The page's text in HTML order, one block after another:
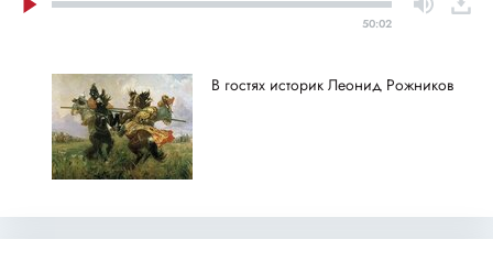
50:02
В гостях историк Леонид Рожников